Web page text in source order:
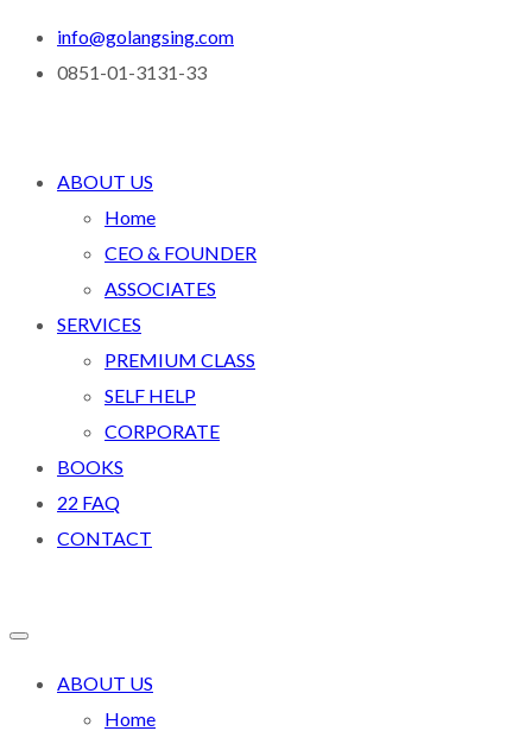
info@golangsing.com
0851-01-3131-33
ABOUT US
Home
CEO & FOUNDER
ASSOCIATES
SERVICES
PREMIUM CLASS
SELF HELP
CORPORATE
BOOKS
22 FAQ
CONTACT
ABOUT US
Home